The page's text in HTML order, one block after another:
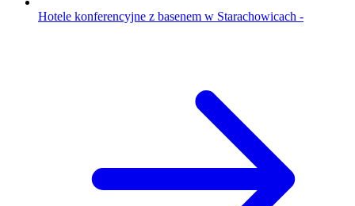
Hotele konferencyjne z basenem w Starachowicach -